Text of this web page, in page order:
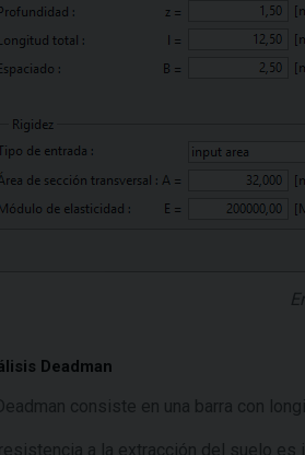
Deadman
consiste en una barra con
a la extracción del suelo